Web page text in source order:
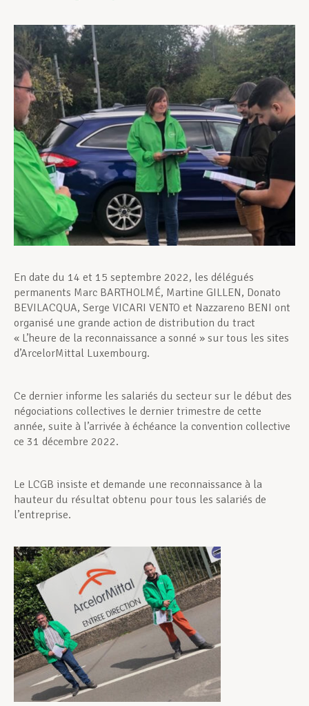
Assistance en vie privée
Développement professionnel
Devenir Membre
Actualités
En date du 14 et 15 septembre 2022, les délégués
permanents Marc BARTHOLMÉ, Martine GILLEN, Donato
BEVILACQUA, Serge VICARI VENTO et Nazzareno BENI ont
organisé une grande action de distribution du tract
« L’heure de la reconnaissance a sonné » sur tous les sites
d’ArcelorMittal Luxembourg.
Ce dernier informe les salariés du secteur sur le début des
négociations collectives le dernier trimestre de cette
année, suite à l’arrivée à échéance la convention collective
ce 31 décembre 2022.
Le LCGB insiste et demande une reconnaissance à la
hauteur du résultat obtenu pour tous les salariés de
l’entreprise.